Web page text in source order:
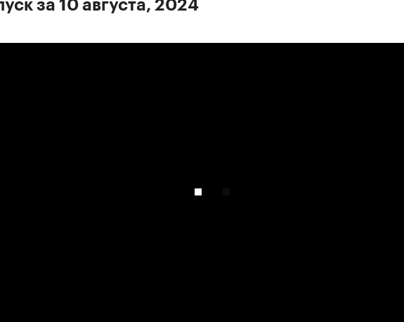
за 10 августа, 2024